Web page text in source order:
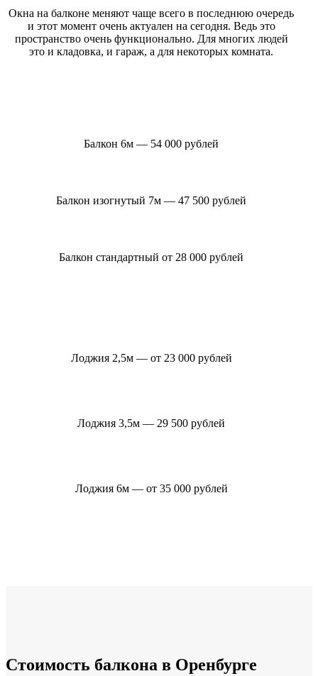
Окна на балконе меняют чаще всего в последнюю очередь
и этот момент очень актуален на сегодня. Ведь это
пространство очень функционально. Для многих людей
это и кладовка, и гараж, а для некоторых комната.
Балкон 6м — 54 000 рублей
Балкон изогнутый 7м — 47 500 рублей
Балкон стандартный от 28 000 рублей
Лоджия 2,5м — от 23 000 рублей
Лоджия 3,5м — 29 500 рублей
Лоджия 6м — от 35 000 рублей
Стоимость балкона в Оренбурге